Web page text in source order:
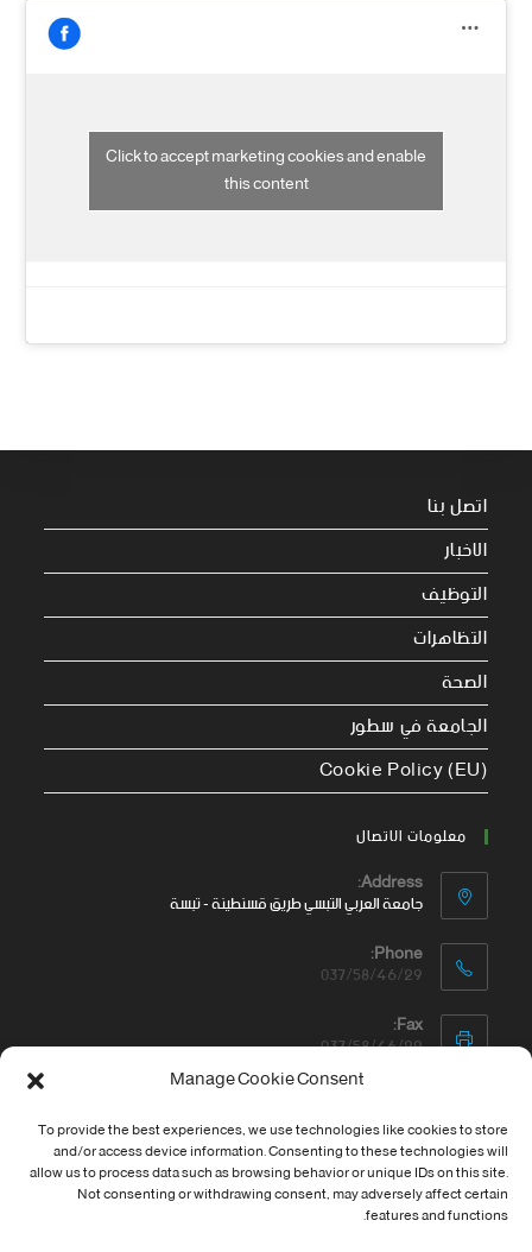
Manage Cookie Consent
To provide the best experiences, we use technologies like cookies to store
and/or access device information. Consenting to these technologies will
allow us to process data such as browsing behavior or unique IDs on this site.
Not consenting or withdrawing consent, may adversely affect certain
features and functions.
Click to accept marketing cookies and enable
this content
اتصل بنا
الاخبار
التوظيف
التظاهرات
الصحة
الجامعة في سطور
Cookie Policy (EU)
معلومات الاتصال
Address:
جامعة العربي التبسي طريق قسنطينة - تبسة
Phone:
037/58/46/29
Fax:
037/58/46/29
contact@univ-tebessa.dz
Website:
الموقع الرسمي لجامعة العربي التبسي